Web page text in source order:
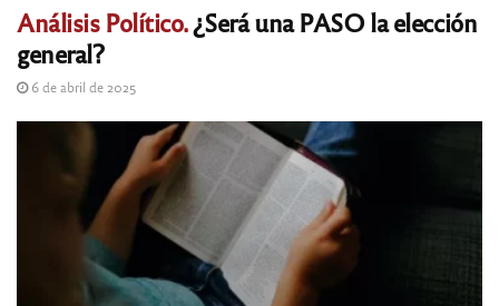
Análisis Político.¿Será una PASO la elección
general?
6 de abril de 2025